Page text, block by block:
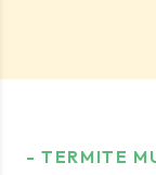
- TERMITE